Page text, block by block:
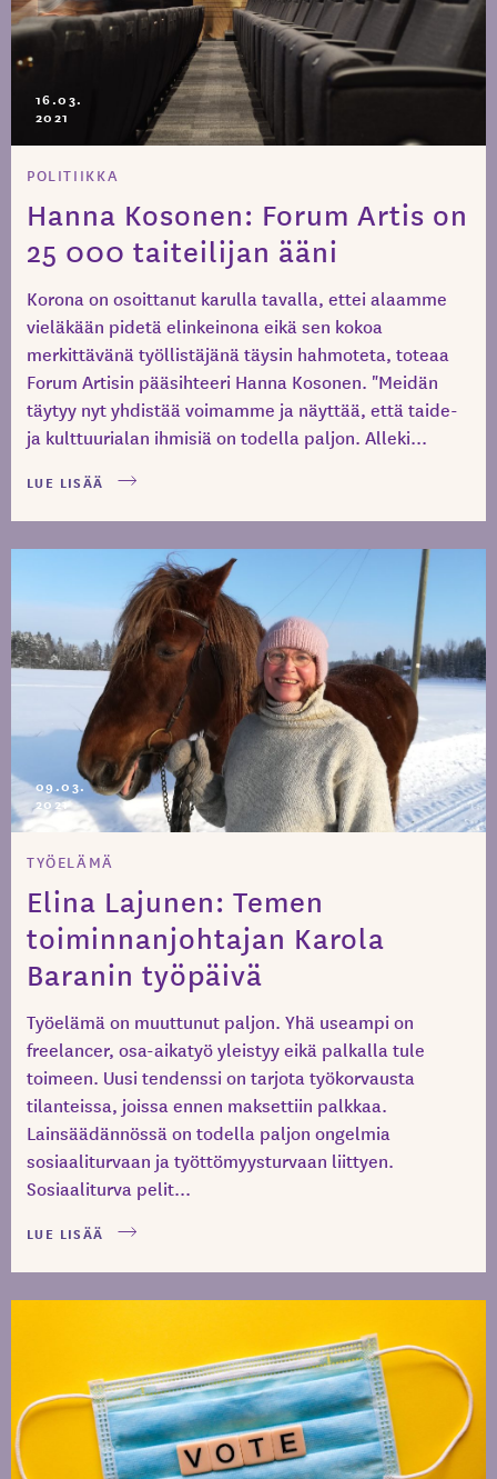
16.03.
2021
POLITIIKKA
Hanna Kosonen: Forum Artis on
25 000 taiteilijan ääni
Korona on osoittanut karulla tavalla, ettei alaamme
vieläkään pidetä elinkeinona eikä sen kokoa
merkittävänä työllistäjänä täysin hahmoteta, toteaa
Forum Artisin pääsihteeri Hanna Kosonen. "Meidän
täytyy nyt yhdistää voimamme ja näyttää, että taide-
ja kulttuurialan ihmisiä on todella paljon. Alleki...
LUE LISÄÄ
09.03.
2021
TYÖELÄMÄ
Elina Lajunen: Temen
toiminnanjohtajan Karola
Baranin työpäivä
Työelämä on muuttunut paljon. Yhä useampi on
freelancer, osa-aikatyö yleistyy eikä palkalla tule
toimeen. Uusi tendenssi on tarjota työkorvausta
tilanteissa, joissa ennen maksettiin palkkaa.
Lainsäädännössä on todella paljon ongelmia
sosiaaliturvaan ja työttömyysturvaan liittyen.
Sosiaaliturva pelit...
LUE LISÄÄ